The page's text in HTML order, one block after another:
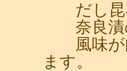
だし昆布
奈良漬の
風味が向
ます。